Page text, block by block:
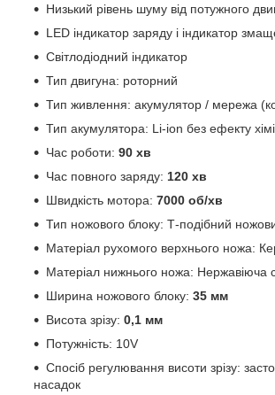
Низький рівень шуму від потужного
LED індикатор заряду і індикатор
Світлодіодний індикатор
Тип двигуна: роторний
Тип живлення: акумулятор / мережа
Тип акумулятора: Li-ion без ефекту
Час роботи: 90 хв
Час повного заряду: 120 хв
Швидкість мотора: 7000 об/хв
Тип ножового блоку: Т-подібний
Матеріал рухомого верхнього ножа:
Матеріал нижнього ножа: Нержавіюча
Ширина ножового блоку: 35 мм
Висота зрізу: 0,1 мм
Потужність: 10V
Спосіб регулювання висоти зрізу:
насадок